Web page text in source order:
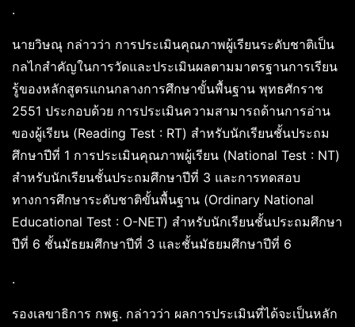
.
นายวิษณุ กล่าวว่า การประเมินคุณภาพผู้เรียนระดับชาติเป็น
กลไกสำคัญในการวัดและประเมินผลตามมาตรฐานการเรียน
รู้ของหลักสูตรแกนกลางการศึกษาขั้นพื้นฐาน พุทธศักราช
2551 ประกอบด้วย การประเมินความสามารถด้านการอ่าน
ของผู้เรียน (Reading Test : RT) สำหรับนักเรียนชั้นประถม
ศึกษาปีที่ 1 การประเมินคุณภาพผู้เรียน (National Test : NT)
สำหรับนักเรียนชั้นประถมศึกษาปีที่ 3 และการทดสอบ
ทางการศึกษาระดับชาติขั้นพื้นฐาน (Ordinary National
Educational Test : O-NET) สำหรับนักเรียนชั้นประถมศึกษา
ปีที่ 6 ชั้นมัธยมศึกษาปีที่ 3 และชั้นมัธยมศึกษาปีที่ 6
.
รองเลขาธิการ กพฐ. กล่าวว่า ผลการประเมินที่ได้จะเป็นหลัก